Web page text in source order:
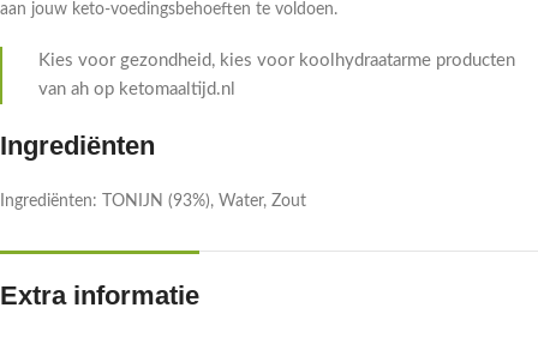
aan jouw keto-voedingsbehoeften te voldoen.
Kies voor gezondheid, kies voor koolhydraatarme producten
van ah op ketomaaltijd.nl
Ingrediënten
Ingrediënten: TONIJN (93%), Water, Zout
Extra informatie